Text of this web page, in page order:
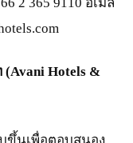
Hotels &